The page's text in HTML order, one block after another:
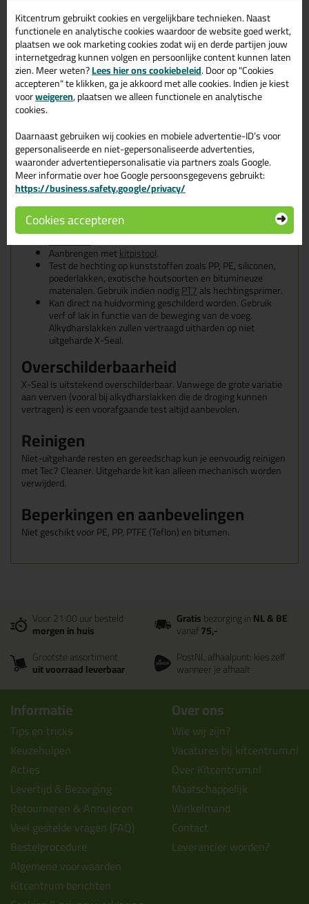
Toepassingstemperatuur: +5°C tot +40°C.
Open tijd bij: 30 min (bij 23°C)
Doorharding: na 24 u: ± 2.5 mm; na 48u: ± 3.5 mm. (bij
23°C)
Krimp na uitharding: ≤ 3% (DIN EN ISO 10563)
Overschilderbaar: ja.
Densiteit: 1.48 ± 0.05 g/cm³ (bij 23°C)
Temperatuurbestendigheid: van - 40°C tot + 90°C.
Verwerkingsinstructies
Verwerkingstemperatuur tussen +5°C en +40°C.
Toepassen op zuivere en stabiele ondergrond. Verwijder
oude kitten volledig.
GebruikTec7 Prepare & Finishvoor het veilig reinigen en
ontvetten, voor het perfect afwerken en voor het
verwijderen van niet-uitgeharde Tec7-producten. Bij zware
vervuiling reinigen met behulp van Tec7
Multiclean.
Aanbrengen metkitpistool.
Test de hechting op kunststoffen zoals PP, PE, siliconen,
poederlakken, exotische houtsoorten en bitumineuze
materialen. Gebruik indien nodigPT7als hechtingsprimer.
Kan direct na huidvorming geschilderd worden. Gebruik
verf of lak in functie van de beweging van de voeg.
Alkydharslakken zullen vertraagd uitharden op niet
uitgeharde X-Seal.
Overschilderbaarheid
X-Seal is uitstekend overschilderbaar. Vanwege de grote variatie
aan verven (vooral bij alkydharslakken die de droging kunnen
vertragen) is een voorafgaande test altijd aanbevolen.
Reinigen
Niet-uitgeharde resten en gereedschap kun je eenvoudig reinigen
met Tec7 Cleaner. Uitgeharde kit kan alleen mechanisch worden
verwijderd.
Beperkingen en aanbevelingen
Niet geschikt voor PE, PP, PTFE (Teflon) en bitumen.
Voor 21:00 uur besteld
morgen in huis
Gratisbezorging inNL & BE
vanaf75,-
Grootste assortiment
uit voorraad leverbaar
PostNL afhaalpunt: kies zelf
wanneer je afhaalt
Informatie
Tips en tricks
Keuzehulpen
Acties
Levertijd & Bezorging
Retourneren & Annuleren
Veel gestelde vragen (FAQ)
Bestelprocedure
Algemene voorwaarden
Kitcentrum berichten
Over ons
Wie wij zijn?
Vacatures bij kitcentrum.nl
Over Kitcentrum.nl
Maatschappelijk
Winkelmand
Contact
Leverancier worden?
Kitcentrum gebruikt cookies en vergelijkbare technieken. Naast
functionele en analytische cookies waardoor de website goed werkt,
plaatsen we ook marketing cookies zodat wij en derde partijen jouw
internetgedrag kunnen volgen en persoonlijke content kunnen laten
zien. Meer weten?Lees hier ons cookiebeleid. Door op "Cookies
accepteren" te klikken, ga je akkoord met alle cookies. Indien je kiest
voorweigeren, plaatsen we alleen functionele en analytische
cookies.
Daarnaast gebruiken wij cookies en mobiele advertentie-ID’s voor
gepersonaliseerde en niet-gepersonaliseerde advertenties,
waaronder advertentiepersonalisatie via partners zoals Google.
Meer informatie over hoe Google persoonsgegevens gebruikt:
https://business.safety.google/privacy/
Cookies accepteren